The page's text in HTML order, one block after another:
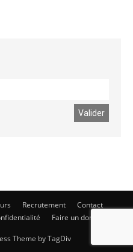
Recrutement
Contact
Faire un don
Theme by TagDiv